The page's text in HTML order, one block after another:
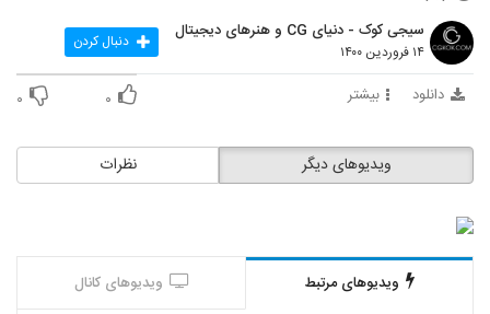
32
33
آموزش ساخت جلوه های ویژه در Cinema
۱۸۵ بازدید
سیجی کوک - دنیای CG و هنرهای دیجیتال
۱۴ فروردین ۱۴۰۰ دنبال کردن
دانلود بیشتر ۰ ۰
نظرات ویدیوهای دیگر
ویدیوهای مرتبط ویدیوهای کانال